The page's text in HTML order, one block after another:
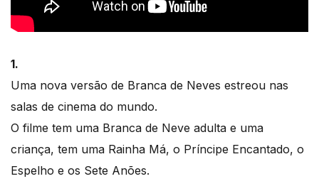
1.
Uma nova versão de Branca de Neves estreou nas
salas de cinema do mundo.
O filme tem uma Branca de Neve adulta e uma
criança, tem uma Rainha Má, o Príncipe Encantado, o
Espelho e os Sete Anões.